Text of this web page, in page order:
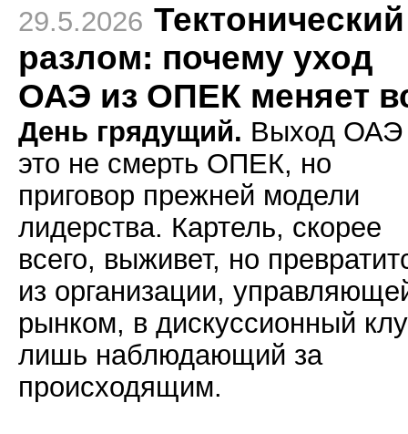
29.5.2026 Тектонический
разлом: почему уход
ОАЭ из ОПЕК меняет
День грядущий. Выход
это не смерть ОПЕК, но
приговор прежней модели
лидерства. Картель, скорее
всего, выживет, но
из организации,
рынком, в дискуссионный
лишь наблюдающий за
происходящим.